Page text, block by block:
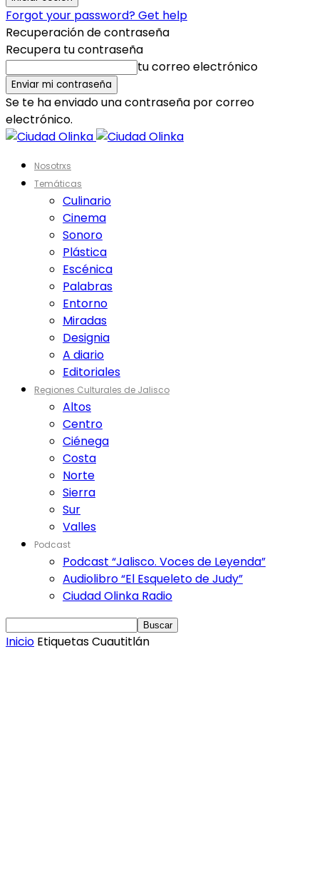
Forgot your password? Get help
Recuperación de contraseña
Recupera tu contraseña
tu correo electrónico
Se te ha enviado una contraseña por correo
electrónico.
Nosotrxs
Temáticas
Culinario
Cinema
Sonoro
Plástica
Escénica
Palabras
Entorno
Miradas
Designia
A diario
Editoriales
Regiones Culturales de Jalisco
Altos
Centro
Ciénega
Costa
Norte
Sierra
Sur
Valles
Podcast
Podcast “Jalisco. Voces de Leyenda”
Audiolibro “El Esqueleto de Judy”
Ciudad Olinka Radio
Inicio EtiquetasCuautitlán